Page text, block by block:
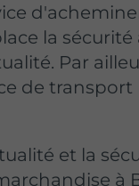
la sécurité
Par
de transport
et la
à